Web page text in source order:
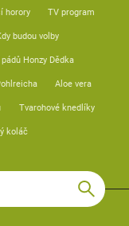
horory TV program
budou volby
pádů Honzy Dědka
Aloe vera
Tvarohové knedlíky
koláč